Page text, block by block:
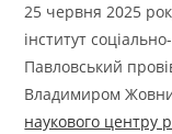
25 червня 2025
інститут
Павловський
Владимиром
наукового центру